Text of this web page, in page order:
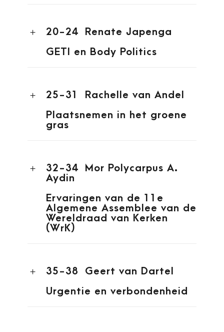
20-24
Renate Japenga
GETI en Body Politics
25-31
Rachelle van Andel
Plaatsnemen in het groene
gras
32-34
Mor Polycarpus A.
Aydin
Ervaringen van de 11e
Algemene Assemblee van de
Wereldraad van Kerken
(WrK)
35-38
Geert van Dartel
Urgentie en verbondenheid